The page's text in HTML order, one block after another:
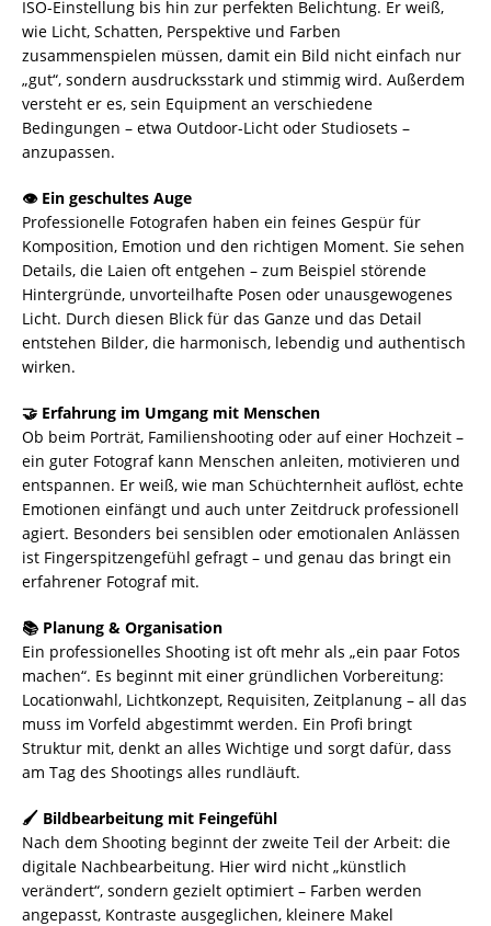
ISO-Einstellung bis hin zur perfekten Belichtung. Er weiß,
wie Licht, Schatten, Perspektive und Farben
zusammenspielen müssen, damit ein Bild nicht einfach nur
„gut“, sondern ausdrucksstark und stimmig wird. Außerdem
versteht er es, sein Equipment an verschiedene
Bedingungen – etwa Outdoor-Licht oder Studiosets –
anzupassen.
👁️ Ein geschultes Auge
Professionelle Fotografen haben ein feines Gespür für
Komposition, Emotion und den richtigen Moment. Sie sehen
Details, die Laien oft entgehen – zum Beispiel störende
Hintergründe, unvorteilhafte Posen oder unausgewogenes
Licht. Durch diesen Blick für das Ganze und das Detail
entstehen Bilder, die harmonisch, lebendig und authentisch
wirken.
🤝 Erfahrung im Umgang mit Menschen
Ob beim Porträt, Familienshooting oder auf einer Hochzeit –
ein guter Fotograf kann Menschen anleiten, motivieren und
entspannen. Er weiß, wie man Schüchternheit auflöst, echte
Emotionen einfängt und auch unter Zeitdruck professionell
agiert. Besonders bei sensiblen oder emotionalen Anlässen
ist Fingerspitzengefühl gefragt – und genau das bringt ein
erfahrener Fotograf mit.
📚 Planung & Organisation
Ein professionelles Shooting ist oft mehr als „ein paar Fotos
machen“. Es beginnt mit einer gründlichen Vorbereitung:
Locationwahl, Lichtkonzept, Requisiten, Zeitplanung – all das
muss im Vorfeld abgestimmt werden. Ein Profi bringt
Struktur mit, denkt an alles Wichtige und sorgt dafür, dass
am Tag des Shootings alles rundläuft.
🖌️ Bildbearbeitung mit Feingefühl
Nach dem Shooting beginnt der zweite Teil der Arbeit: die
digitale Nachbearbeitung. Hier wird nicht „künstlich
verändert“, sondern gezielt optimiert – Farben werden
angepasst, Kontraste ausgeglichen, kleinere Makel